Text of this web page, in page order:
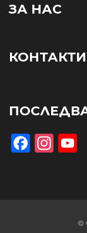
ЗА НАС
КОНТАКТИ
©